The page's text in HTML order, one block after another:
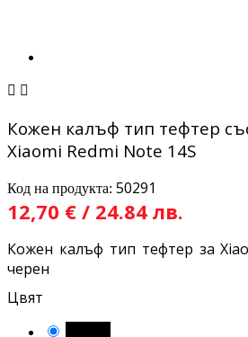
 
Кожен калъф тип тефтер
Xiaomi Redmi Note 14S
Код на продукта: 50291
12,70 € / 24.84 лв.
Кожен калъф тип тефтер за
черен
Цвят